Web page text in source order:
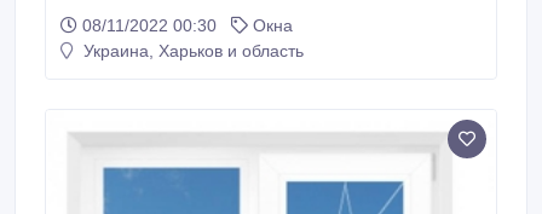
производителя REHAU. Работаем только с
высококачественными профильными группами
08/11/2022 00:30
Окна
Украина, Харьков и область